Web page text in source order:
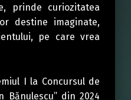
prinde curiozitatea
destine imaginate,
pe care vrea
I la Concursul de
Bănulescu” din 2024